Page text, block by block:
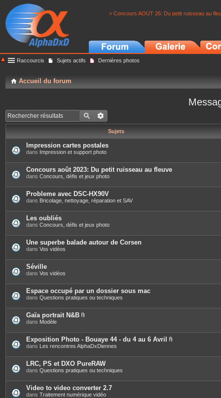
> Concours AOUT 26: Du petit ruisseau au
Raccourcis Sujets actifs Dernières photos
Accueil du forum
Sujets
Impression cartes postales
dans Impression et support photo
Concours août 2023: Du petit ruisseau au fleuve
dans Concours, défis et jeux photo
Probleme avec DSC-HX90V
dans Bricolage, nettoyage, réparation et SAV
Les oubliés
dans Concours, défis et jeux photo
Une superbe balade autour de Corsen
dans Vos vidéos
Séville
dans Vos vidéos
Espace occupé par un dossier sous mac
dans Questions pratiques ou techniques
Gaïa portrait N&B
è
c
e
s
j
o
i
n
t
e
s
dans Modèle
Exposition Photo - Bouaye 44 - du 4 au 6 Avril
è
j
dans Les rencontres AlphaDxDiennes
LRC, PS et DXO PureRAW
dans Questions pratiques ou techniques
Video to video converter 2.7
dans Traitement numérique vidéo